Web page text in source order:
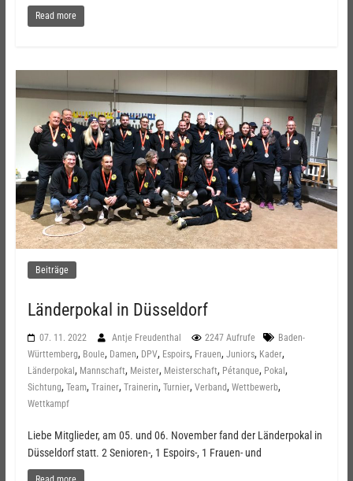
Read more
Beiträge
Länderpokal in Düsseldorf
07. 11. 2022 Antje Freudenthal 2247 Aufrufe
Baden-
Württemberg, Boule, Damen, DPV, Espoirs, Frauen, Juniors, Kader,
Länderpokal , Mannschaft, Meister, Meisterschaft, Pétanque, Pokal ,
Sichtung, Team, Trainer, Trainerin, Turnier, Verband, Wettbewerb,
Wettkampf
Liebe Mitglieder, am 05. und 06. November fand der Länderpokal in
Düsseldorf statt. 2 Senioren-, 1 Espoirs-, 1 Frauen- und